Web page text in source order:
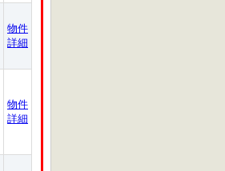
物件
詳細
物件
詳細